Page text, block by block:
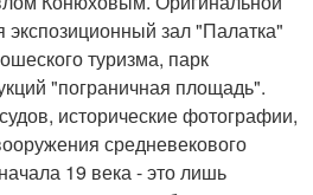
экспозиционный зал "Палатка"
туризма, парк
"пограничная площадь".
исторические фотографии,
средневекового
19 века - это лишь